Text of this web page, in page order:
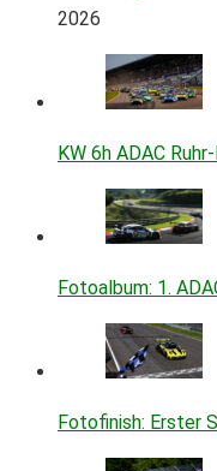
2026
KW 6h ADAC
Fotoalbum: 1.
Fotofinish: Erster